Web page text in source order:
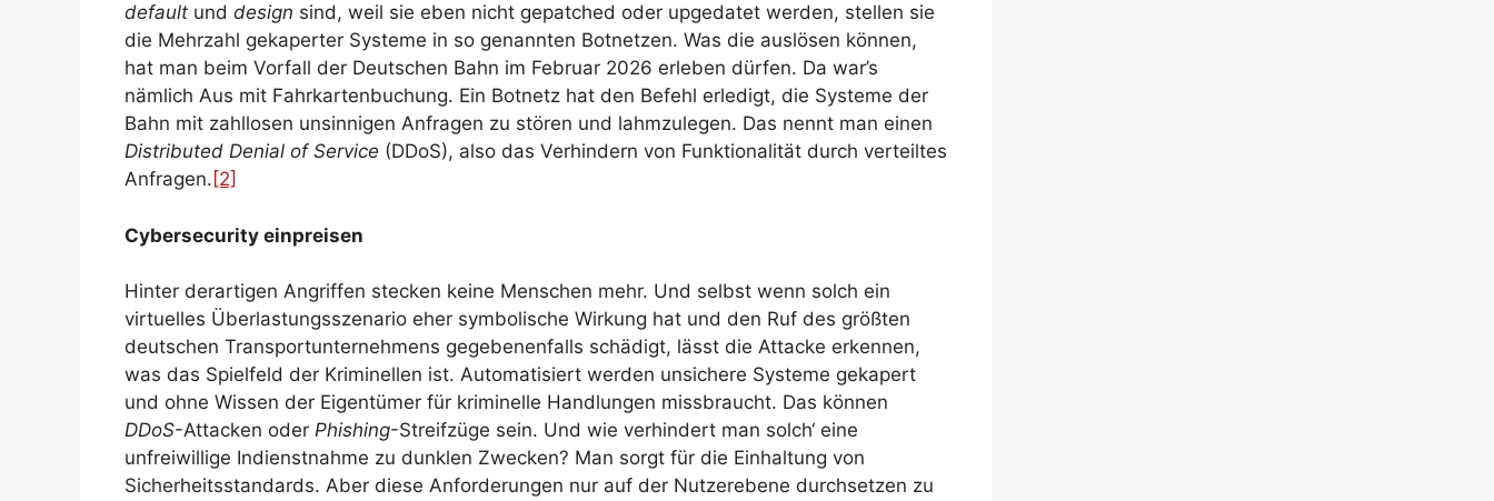
default und design sind, weil sie eben nicht gepatched oder upgedatet werden, stellen sie
die Mehrzahl gekaperter Systeme in so genannten Botnetzen. Was die auslösen können,
hat man beim Vorfall der Deutschen Bahn im Februar 2026 erleben dürfen. Da war’s
nämlich Aus mit Fahrkartenbuchung. Ein Botnetz hat den Befehl erledigt, die Systeme der
Bahn mit zahllosen unsinnigen Anfragen zu stören und lahmzulegen. Das nennt man einen
Distributed Denial of Service (DDoS), also das Verhindern von Funktionalität durch verteiltes
Anfragen. [2]
Cybersecurity einpreisen
Hinter derartigen Angriffen stecken keine Menschen mehr. Und selbst wenn solch ein
virtuelles Überlastungsszenario eher symbolische Wirkung hat und den Ruf des größten
deutschen Transportunternehmens gegebenenfalls schädigt, lässt die Attacke erkennen,
was das Spielfeld der Kriminellen ist. Automatisiert werden unsichere Systeme gekapert
und ohne Wissen der Eigentümer für kriminelle Handlungen missbraucht. Das können
DDoS-Attacken oder Phishing-Streifzüge sein. Und wie verhindert man solch‘ eine
unfreiwillige Indienstnahme zu dunklen Zwecken? Man sorgt für die Einhaltung von
Sicherheitsstandards. Aber diese Anforderungen nur auf der Nutzerebene durchsetzen zu